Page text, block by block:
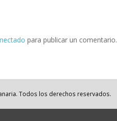
para publicar un comentario.
Todos los derechos reservados.